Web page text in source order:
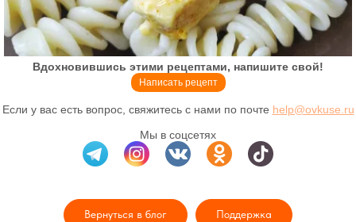
Вдохновившись этими рецептами, напишите свой!
Написать рецепт
Если у вас есть вопрос, свяжитесь с нами по почте help@ovkuse.ru
Мы в соцсетях
Вернуться в блог Поддержка